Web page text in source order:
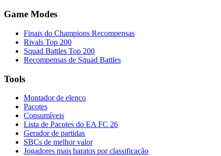
Game Modes
Finais do Champions Recompensas
Rivals Top 200
Squad Battles Top 200
Recompensas de Squad Battles
Tools
Montador de elenco
Pacotes
Consumíveis
Lista de Pacotes do EA FC 26
Gerador de partidas
SBCs de melhor valor
Jogadores mais baratos por classificação